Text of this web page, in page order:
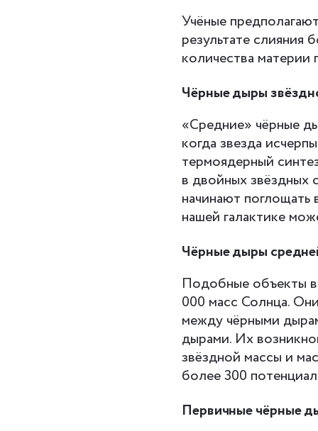
Учёные
результате
количества материи
Чёрные дыры
«Средние» чёрные
когда звезда
термоядерный
в двойных звёздных
начинают
нашей галактике
Чёрные дыры
Подобные объекты
000 масс Солнца.
между чёрными
дырами. Их
звёздной массы и
более 300
Первичные чёрные